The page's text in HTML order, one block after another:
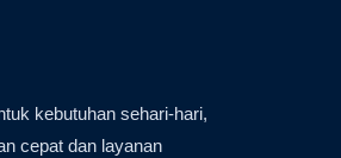
kebutuhan sehari-hari,
cepat dan layanan